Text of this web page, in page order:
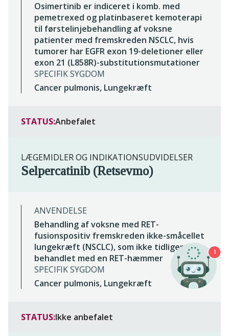
Osimertinib er indiceret i komb. med
pemetrexed og platinbaseret kemoterapi
til førstelinjebehandling af voksne
patienter med fremskreden NSCLC, hvis
tumorer har EGFR exon 19-deletioner eller
exon 21 (L858R)-substitutionsmutationer
SPECIFIK SYGDOM
Cancer pulmonis, Lungekræft
STATUS:Anbefalet
LÆGEMIDLER OG INDIKATIONSUDVIDELSER
Selpercatinib (Retsevmo)
ANVENDELSE
Behandling af voksne med RET-
fusionspositiv fremskreden ikke-småcellet
lungekræft (NSCLC), som ikke tidligere er
behandlet med en RET-hæmmer
SPECIFIK SYGDOM
Cancer pulmonis, Lungekræft
STATUS:Ikke anbefalet
1